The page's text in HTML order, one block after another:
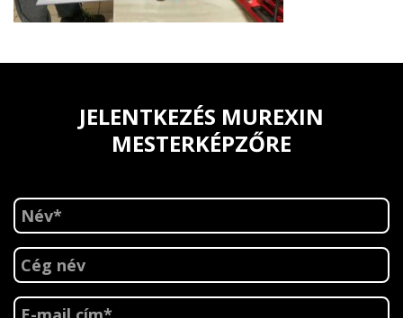
JELENTKEZÉS MUREXIN
MESTERKÉPZŐRE